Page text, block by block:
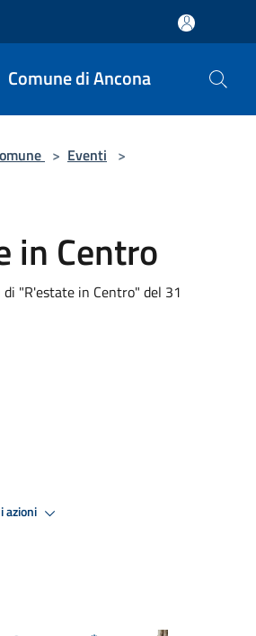
Comune di Ancona
> Eventi >
in Centro
"R'estate in Centro" del 31
azioni